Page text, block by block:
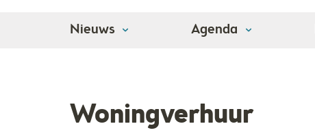
Nieuws Agenda
Woningverhuur